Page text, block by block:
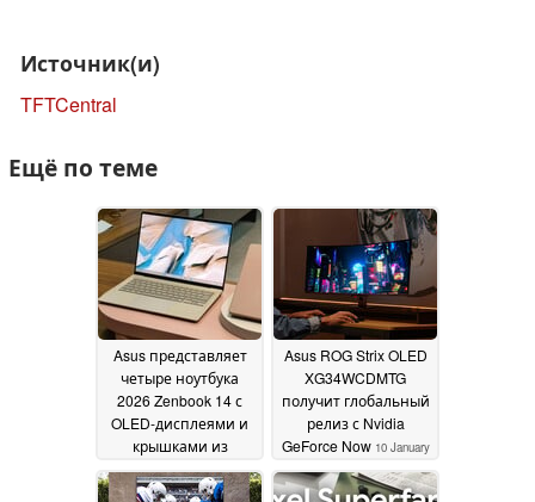
Источник(и)
TFTCentral
Ещё по теме
Asus представляет
четыре ноутбука
2026 Zenbook 14 с
OLED-дисплеями и
крышками из
кералюминия с
защитой от пятен 02
Asus ROG Strix OLED
XG34WCDMTG
получит глобальный
релиз с Nvidia
GeForce Now 10 January
2026